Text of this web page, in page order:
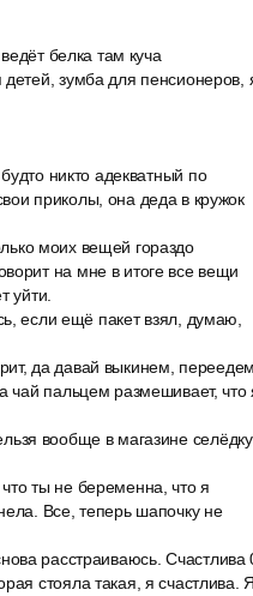
белка там куча
зумба для пенсионеров,
никто адекватный по
приколы, она деда в кружок
моих вещей гораздо
на мне в итоге все вещи
уйти.
если ещё пакет взял, думаю,
да давай выкинем, переедем,
чай пальцем размешивает, что
вообще в магазине селёдку
ты не беременна, что я
Все, теперь шапочку не
расстраиваюсь. Счастлива
стояла такая, я счастлива. Я,